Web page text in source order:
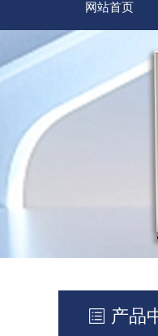
网站首页
产品